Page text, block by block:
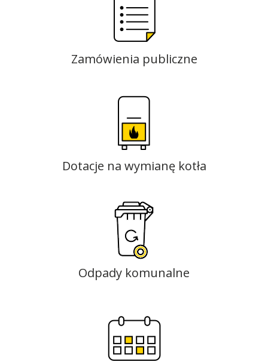
Zamówienia publiczne
Dotacje na wymianę kotła
Odpady komunalne